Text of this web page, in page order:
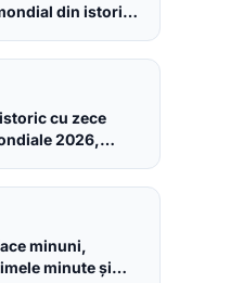
din istorie
cu zece
2026,
minuni,
minute și